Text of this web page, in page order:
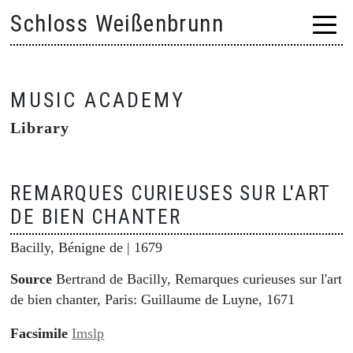
content
Schloss Weißenbrunn
MUSIC ACADEMY
Library
REMARQUES CURIEUSES SUR L'ART
DE BIEN CHANTER
Bacilly, Bénigne de | 1679
Source Bertrand de Bacilly, Remarques curieuses sur l'art
de bien chanter,Paris: Guillaume de Luyne, 1671
Facsimile Imslp